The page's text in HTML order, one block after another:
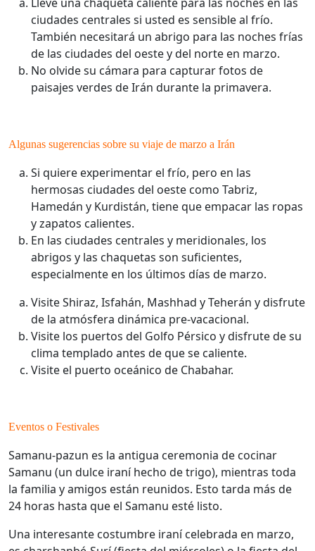
ciudades centrales si usted es sensible al frío.
También necesitará un abrigo para las noches frías
de las ciudades del oeste y del norte en marzo.
No olvide su cámara para capturar fotos de
paisajes verdes de Irán durante la primavera.
Algunas sugerencias sobre su viaje de marzo a Irán
Si quiere experimentar el frío, pero en las
hermosas ciudades del oeste como Tabriz,
Hamedán y Kurdistán, tiene que empacar las ropas
y zapatos calientes.
En las ciudades centrales y meridionales, los
abrigos y las chaquetas son suficientes,
especialmente en los últimos días de marzo.
Visite Shiraz, Isfahán, Mashhad y Teherán y disfrute
de la atmósfera dinámica pre-vacacional.
Visite los puertos del Golfo Pérsico y disfrute de su
clima templado antes de que se caliente.
Visite el puerto oceánico de Chabahar.
Eventos o Festivales
Samanu-pazun es la antigua ceremonia de cocinar
Samanu (un dulce iraní hecho de trigo), mientras toda
la familia y amigos están reunidos. Esto tarda más de
24 horas hasta que el Samanu esté listo.
Una interesante costumbre iraní celebrada en marzo,